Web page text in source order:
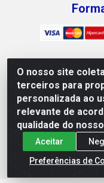
O nosso site
terceiros para
personalizada ao
relevante de
qualidade do
Aceitar
Preferências de
Mix Alimentos LTDA -
02, S/N - Plano